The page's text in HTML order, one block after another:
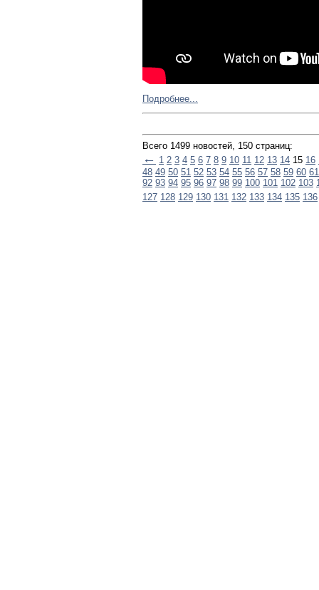
Подробнее...
Всего 1499 новостей, 150 страниц:
← 1 2 3 4 5 6 7 8 9 10 11 12 13 14 15 16
48 49 50 51 52 53 54 55 56 57 58 59 60 61
92 93 94 95 96 97 98 99 100 101 102 103
127 128 129 130 131 132 133 134 135 136